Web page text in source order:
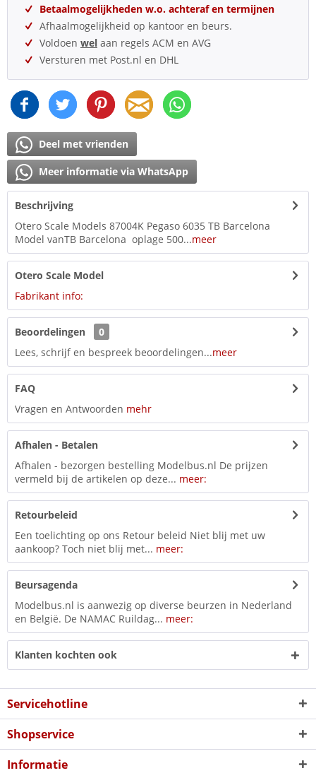
Betaalmogelijkheden w.o. achteraf en termijnen
Afhaalmogelijkheid op kantoor en beurs.
Voldoen wel aan regels ACM en AVG
Versturen met Post.nl en DHL
Deel met vrienden
Meer informatie via WhatsApp
Beschrijving
Otero Scale Models 87004K Pegaso 6035 TB Barcelona
Model vanTB Barcelona oplage 500...meer
Otero Scale Model
Fabrikant info:
Beoordelingen
0
Lees, schrijf en bespreek beoordelingen...meer
FAQ
Vragen en Antwoorden mehr
Afhalen - Betalen
Afhalen - bezorgen bestelling Modelbus.nl De prijzen
vermeld bij de artikelen op deze... meer:
Retourbeleid
Een toelichting op ons Retour beleid Niet blij met uw
aankoop? Toch niet blij met... meer:
Beursagenda
Modelbus.nl is aanwezig op diverse beurzen in Nederland
en België. De NAMAC Ruildag... meer:
Klanten kochten ook
Servicehotline
Shopservice
Informatie